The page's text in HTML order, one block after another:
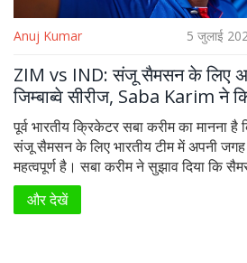
Anuj Kumar 5 जुलाई
ZIM vs IND: संजू सैमसन के लिए
जिम्बाब्वे सीरीज, Saba Karim ने
पूर्व भारतीय क्रिकेटर सबा करीम का मानना
संजू सैमसन के लिए भारतीय टीम में अपनी
महत्वपूर्ण है। सबा करीम ने सुझाव दिया कि
खेलना चाहिए ताकि वे बल्लेबाजी और
कर सकें।
और देखें